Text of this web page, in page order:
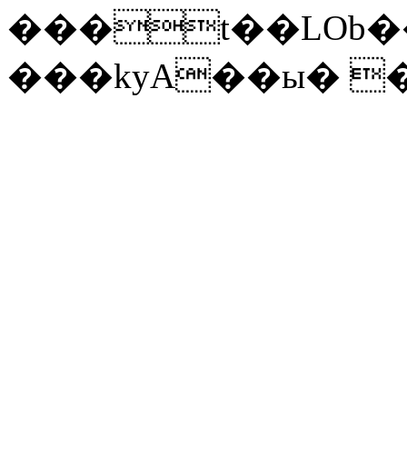
���kyA��ы�